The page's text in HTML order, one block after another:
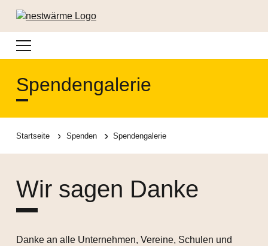
Navigation
Spendengalerie
Startseite Spenden Spendengalerie
Wir sagen Danke
Danke an alle Unternehmen, Vereine, Schulen und